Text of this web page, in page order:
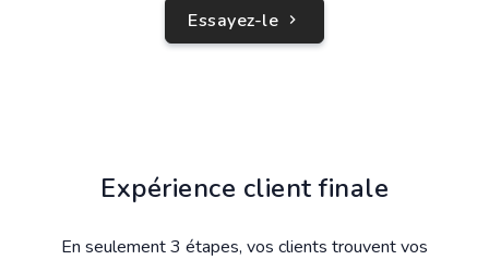
Essayez-le
Expérience client finale
En seulement 3 étapes, vos clients trouvent vos